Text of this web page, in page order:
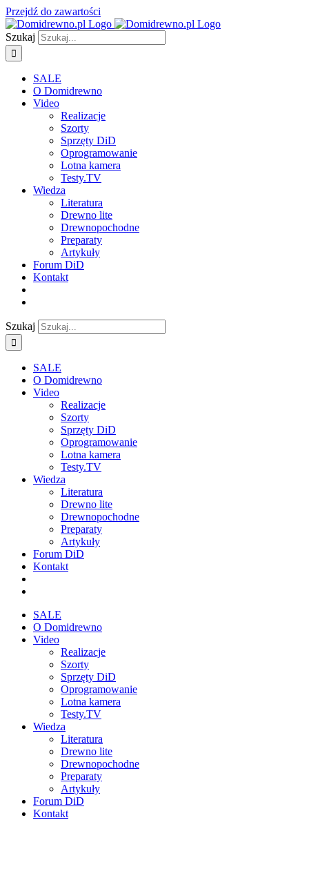
Przejdź do zawartości
Szukaj
SALE
O Domidrewno
Video
Realizacje
Szorty
Sprzęty DiD
Oprogramowanie
Lotna kamera
Testy.TV
Wiedza
Literatura
Drewno lite
Drewnopochodne
Preparaty
Artykuły
Forum DiD
Kontakt
Szukaj
SALE
O Domidrewno
Video
Realizacje
Szorty
Sprzęty DiD
Oprogramowanie
Lotna kamera
Testy.TV
Wiedza
Literatura
Drewno lite
Drewnopochodne
Preparaty
Artykuły
Forum DiD
Kontakt
SALE
O Domidrewno
Video
Realizacje
Szorty
Sprzęty DiD
Oprogramowanie
Lotna kamera
Testy.TV
Wiedza
Literatura
Drewno lite
Drewnopochodne
Preparaty
Artykuły
Forum DiD
Kontakt